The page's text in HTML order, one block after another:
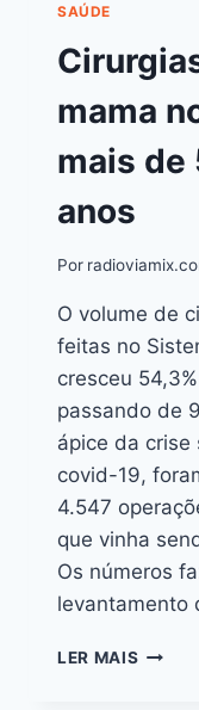
SAÚDE
mama
mais de
anos
Por
O volume de
feitas no
cresceu
passando de
ápice da crise
covid-19,
4.547
que vinha
Os números
levantamento
LER MAIS